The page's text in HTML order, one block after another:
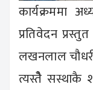
कार्यक्रममा
प्रतिवेदन
लखनलाल
त्यस्तैे सस्थाकै